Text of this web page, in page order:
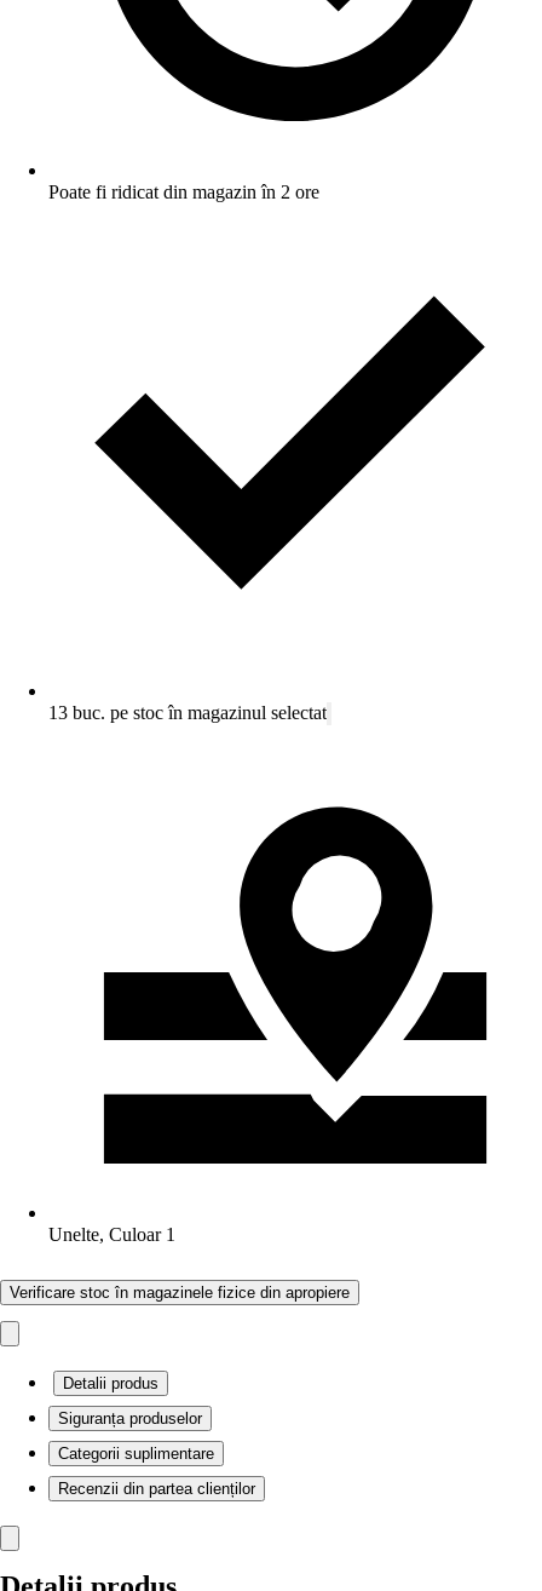
Poate fi ridicat din magazin în 2 ore
13 buc. pe stoc în magazinul selectat
Unelte, Culoar 1
Verificare stoc în magazinele fizice din apropiere
Detalii produs
Siguranța produselor
Categorii suplimentare
Recenzii din partea clienților